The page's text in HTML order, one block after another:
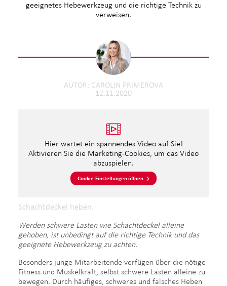
geeignetes Hebewerkzeug und die richtige Technik zu
verweisen.
12.11.2020
AUTOR CAROLIN PRIMEROVA
Hier wartet ein spannendes Video auf Sie!
Aktivieren Sie die Marketing-Cookies, um das Video
abzuspielen.
Cookie-Einstellungen öffnen
Schachtdeckel heben.
Werden schwere Lasten wie Schachtdeckel alleine
gehoben, ist unbedingt auf die richtige Technik und das
geeignete Hebewerkzeug zu achten.
Besonders junge Mitarbeitende verfügen über die nötige
Fitness und Muskelkraft, selbst schwere Lasten alleine zu
bewegen. Durch häufiges, schweres und falsches Heben